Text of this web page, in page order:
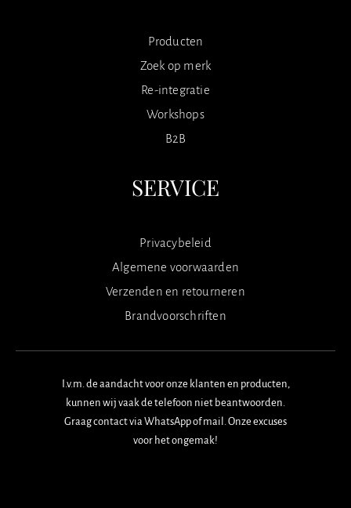
Producten
Zoek op merk
Re-integratie
Workshops
B2B
SERVICE
Privacybeleid
Algemene voorwaarden
Verzenden en retourneren
Brandvoorschriften
I.v.m. de aandacht voor onze klanten en producten,
kunnen wij vaak de telefoon niet beantwoorden.
Graag contact via WhatsApp of mail. Onze excuses
voor het ongemak!